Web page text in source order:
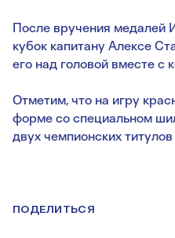
После вручения медалей
кубок капитану Алексе
его над головой вместе
Отметим, что на игру
форме со специальном
двух чемпионских
ПОДЕЛИТЬСЯ